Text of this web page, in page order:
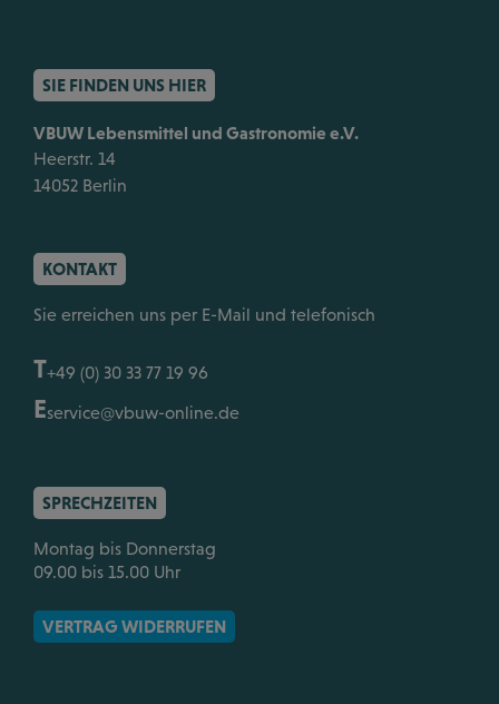
SIE FINDEN UNS HIER
VBUW Lebensmittel und Gastronomie e.V.
Heerstr. 14
14052 Berlin
KONTAKT
Sie erreichen uns per E-Mail und telefonisch
T+49 (0) 30 33 77 19 96
Eservice@vbuw-online.de
SPRECHZEITEN
Montag bis Donnerstag
09.00 bis 15.00 Uhr
VERTRAG WIDERRUFEN